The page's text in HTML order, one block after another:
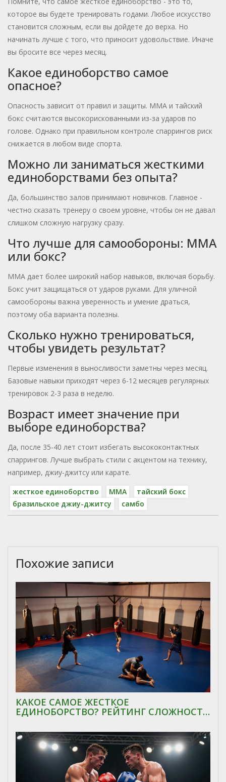
которое вы будете тренировать годами. Любое искусство
становится сложным, если вы дойдете до верха. Но
начинать лучше с того, что приносит удовольствие. Иначе
вы бросите все через месяц.
Какое единоборство самое
опасное?
Опасность зависит от правил и защиты. ММА и тайский
бокс считаются высокорискованными из-за ударов по
голове. Однако при правильном контроле спаррингов риск
снижается в любом виде спорта.
Можно ли заниматься жесткими
единоборствами без опыта?
Да, большинство залов принимают новичков. Главное -
честно сказать тренеру о своем уровне, чтобы он не давал
слишком сложную нагрузку сразу.
Что лучше для самообороны: ММА
или бокс?
ММА дает более широкий набор навыков, включая борьбу.
Бокс учит защищаться от ударов руками. Для уличной
самообороны важна уверенность и умение драться,
поэтому оба варианта полезны.
Сколько нужно тренироваться,
чтобы увидеть результат?
Первые изменения в выносливости заметны через месяц.
Базовые навыки приходят через 6-12 месяцев регулярных
тренировок 2-3 раза в неделю.
Возраст имеет значение при
выборе единоборства?
Да, после 35-40 лет стоит избегать высококонтактных
спаррингов. Лучше выбрать стили с акцентом на технику,
например, джиу-джитсу или карате.
жесткое единоборство
ММА
тайский бокс
бразильское джиу-джитсу
самбо
Похожие записи
КАКОЕ САМОЕ ЖЕСТКОЕ
ЕДИНОБОРСТВО? РЕЙТИНГ СЛОЖНОСТИ